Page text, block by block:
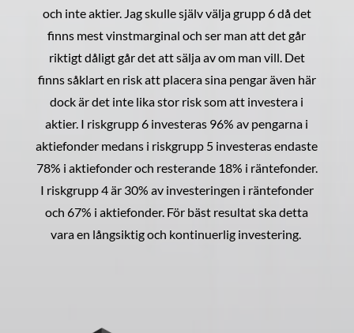
och inte aktier. Jag skulle själv välja grupp 6 då det
finns mest vinstmarginal och ser man att det går
riktigt dåligt går det att sälja av om man vill. Det
finns såklart en risk att placera sina pengar även här
dock är det inte lika stor risk som att investera i
aktier. I riskgrupp 6 investeras 96% av pengarna i
aktiefonder medans i riskgrupp 5 investeras endaste
78% i aktiefonder och resterande 18% i räntefonder.
I riskgrupp 4 är 30% av investeringen i räntefonder
och 67% i aktiefonder. För bäst resultat ska detta
vara en långsiktig och kontinuerlig investering.